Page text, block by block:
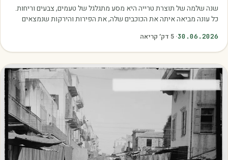
שנה שלמה של תוצרת טרייה היא מסע מתגלגל של טעמים, צבעים וריחות.
כל עונה מביאה איתה את הכוכבים שלה, את הפירות והירקות שנמצאים
30.06.2026
·
5 דק׳ קריאה